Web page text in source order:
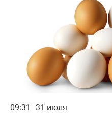
09:31 31 июля